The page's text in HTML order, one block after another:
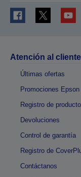
Atención al cliente
Últimas ofertas
Promociones Epson
Registro de
Devoluciones
Control de garantía
Registro de
Contáctanos